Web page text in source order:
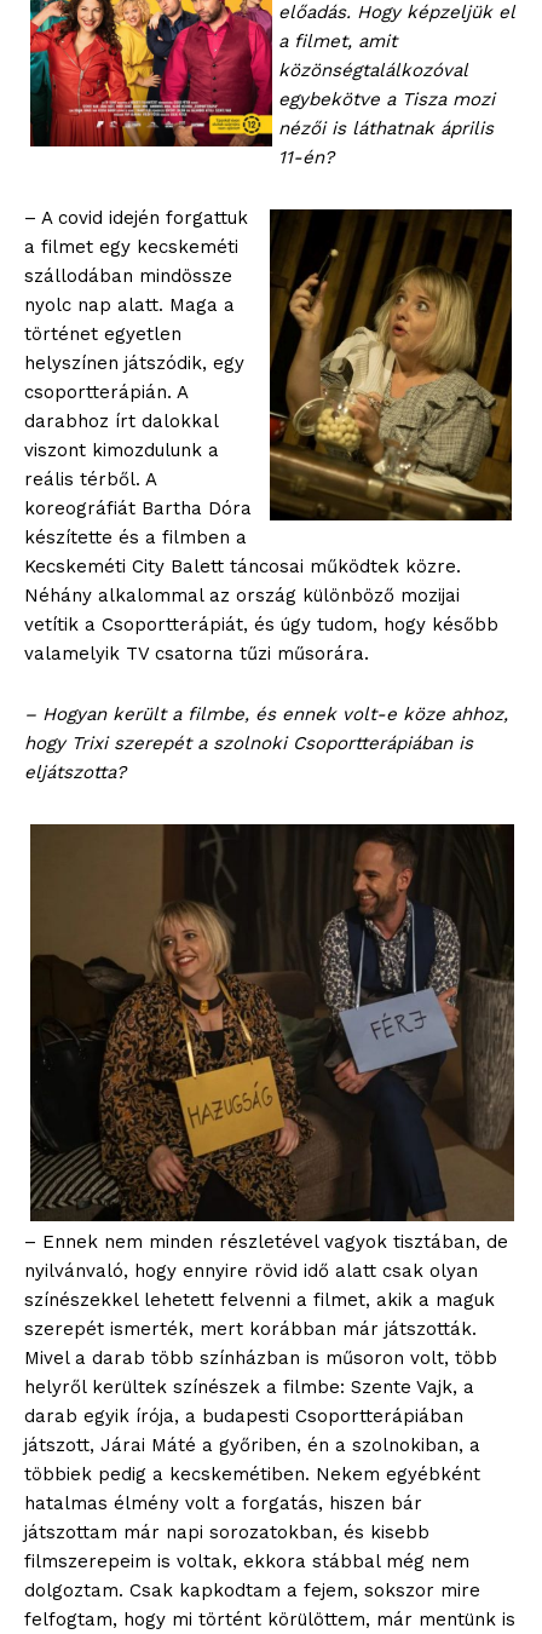
előadás. Hogy képzeljük el
a filmet, amit
közönségtalálkozóval
egybekötve a Tisza mozi
nézői is láthatnak április
11-én?
– A covid idején forgattuk
a filmet egy kecskeméti
szállodában mindössze
nyolc nap alatt. Maga a
történet egyetlen
helyszínen játszódik, egy
csoportterápián. A
darabhoz írt dalokkal
viszont kimozdulunk a
reális térből. A
koreográfiát Bartha Dóra
készítette és a filmben a
Kecskeméti City Balett táncosai működtek közre.
Néhány alkalommal az ország különböző mozijai
vetítik a Csoportterápiát, és úgy tudom, hogy később
valamelyik TV csatorna tűzi műsorára.
– Hogyan került a filmbe, és ennek volt-e köze ahhoz,
hogy Trixi szerepét a szolnoki Csoportterápiában is
eljátszotta?
– Ennek nem minden részletével vagyok tisztában, de
nyilvánvaló, hogy ennyire rövid idő alatt csak olyan
színészekkel lehetett felvenni a filmet, akik a maguk
szerepét ismerték, mert korábban már játszották.
Mivel a darab több színházban is műsoron volt, több
helyről kerültek színészek a filmbe: Szente Vajk, a
darab egyik írója, a budapesti Csoportterápiában
játszott, Járai Máté a győriben, én a szolnokiban, a
többiek pedig a kecskemétiben. Nekem egyébként
hatalmas élmény volt a forgatás, hiszen bár
játszottam már napi sorozatokban, és kisebb
filmszerepeim is voltak, ekkora stábbal még nem
dolgoztam. Csak kapkodtam a fejem, sokszor mire
felfogtam, hogy mi történt körülöttem, már mentünk is